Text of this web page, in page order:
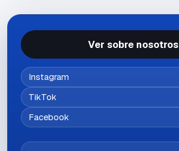
Ver sobre nosotros
Instagram
TikTok
Facebook